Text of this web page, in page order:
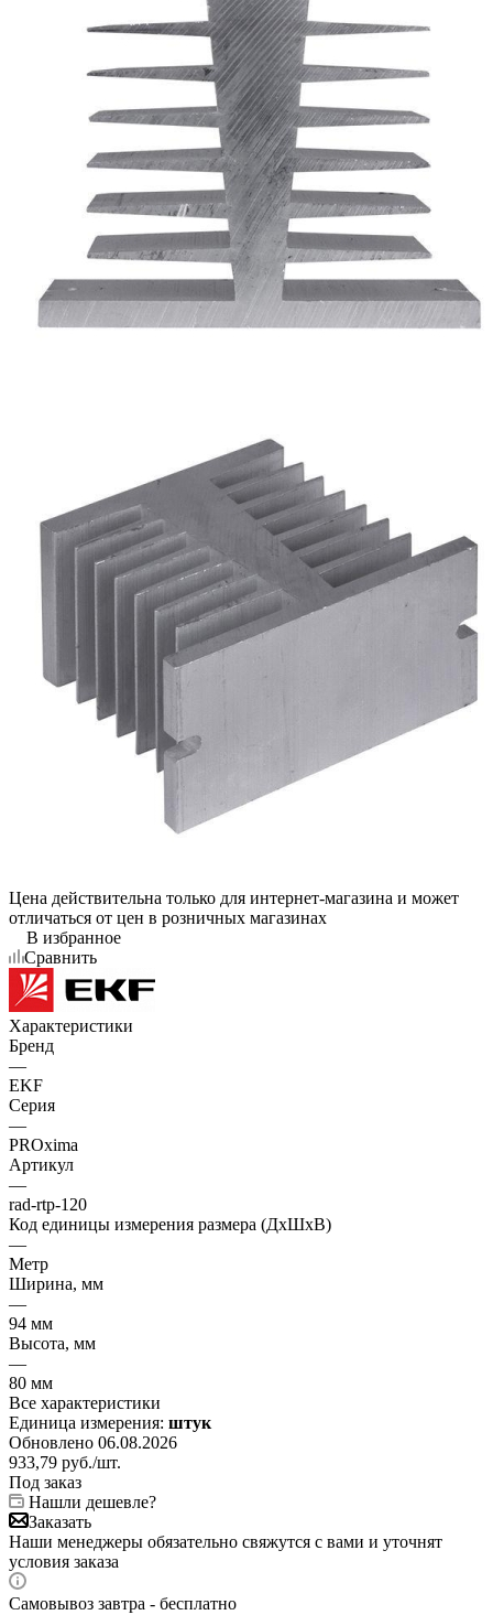
Цена действительна только для интернет-магазина и может
отличаться от цен в розничных магазинах
В избранное
Сравнить
Характеристики
Бренд
—
EKF
Серия
—
PROxima
Артикул
—
rad-rtp-120
Код единицы измерения размера (ДхШхВ)
—
Метр
Ширина, мм
—
94 мм
Высота, мм
—
80 мм
Все характеристики
Единица измерения: штук
Обновлено 06.08.2026
933,79 руб./шт.
Под заказ
Нашли дешевле?
Заказать
Наши менеджеры обязательно свяжутся с вами и уточнят
условия заказа
Самовывоз завтра - бесплатно